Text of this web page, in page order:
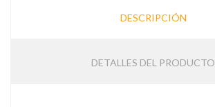
DESCRIPCIÓN
DETALLES DEL PRODUCTO